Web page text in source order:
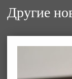
Другие